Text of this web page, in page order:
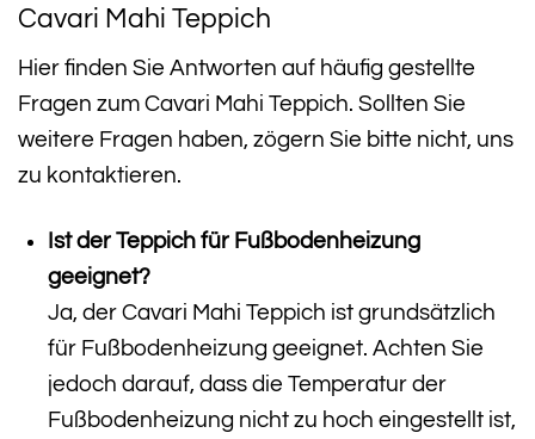
Cavari Mahi Teppich
Hier finden Sie Antworten auf häufig gestellte
Fragen zum Cavari Mahi Teppich. Sollten Sie
weitere Fragen haben, zögern Sie bitte nicht, uns
zu kontaktieren.
Ist der Teppich für Fußbodenheizung
geeignet?
Ja, der Cavari Mahi Teppich ist grundsätzlich
für Fußbodenheizung geeignet. Achten Sie
jedoch darauf, dass die Temperatur der
Fußbodenheizung nicht zu hoch eingestellt ist,